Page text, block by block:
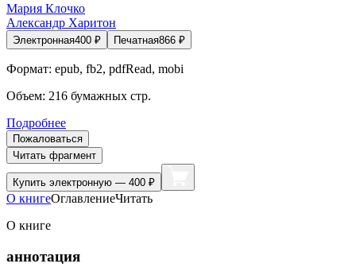
Мария Клочко
Александр Харитон
Электронная400 ₽ Печатная866 ₽
Формат: epub, fb2, pdfRead, mobi
Объем: 216 бумажных стр.
Подробнее
Пожаловаться
Читать фрагмент
Купить электронную — 400 ₽
О книгеОглавлениеЧитать
О книге
аннотация